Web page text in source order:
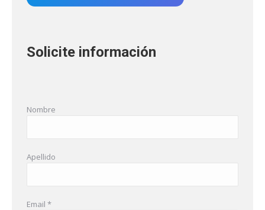
Solicite información
Nombre
Apellido
Email *